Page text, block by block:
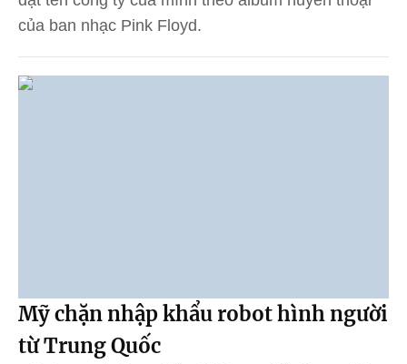
của ban nhạc Pink Floyd.
Mỹ chặn nhập khẩu robot hình người
từ Trung Quốc